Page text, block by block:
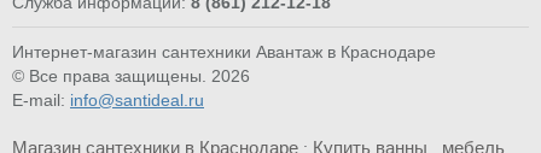
Интернет-магазин сантехники Авантаж в Краснодаре
© Все права защищены. 2026
E-mail: info@santideal.ru
Магазин сантехники в Краснодаре : Купить ванны мебель